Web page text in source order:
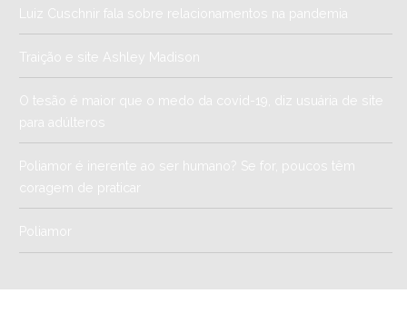
Luiz Cuschnir fala sobre relacionamentos na pandemia
Traição e site Ashley Madison
O tesão é maior que o medo da covid-19, diz usuária de site
para adúlteros
Poliamor é inerente ao ser humano? Se for, poucos têm
coragem de praticar
Poliamor